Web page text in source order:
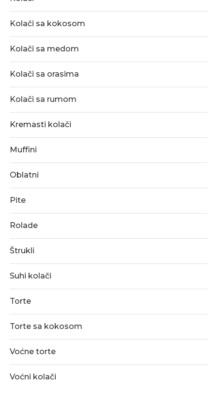
Kolači sa kokosom
Kolači sa medom
Kolači sa orasima
Kolači sa rumom
Kremasti kolači
Muffini
Oblatni
Pite
Rolade
Štrukli
Suhi kolači
Torte
Torte sa kokosom
Voćne torte
Voćni kolači